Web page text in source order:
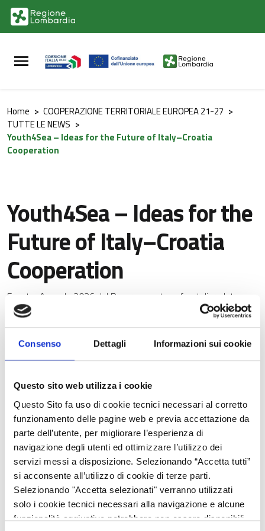
Consenso Dettagli Informazioni sui cookie
Questo sito web utilizza i cookie
Questo Sito fa uso di cookie tecnici necessari al corretto
funzionamento delle pagine web e previa accettazione da
parte dell’utente, per migliorare l’esperienza di
navigazione degli utenti ed ottimizzare l’utilizzo dei
servizi messi a disposizione. Selezionando “Accetta tutti”
si acconsente all’utilizzo di cookie di terze parti.
Selezionando "Accetta selezionati" verranno utilizzati
solo i cookie tecnici necessari alla navigazione e alcune
funzionalità aggiuntive potrebbero non essere disponibili.
Vai al contenuto principale
Vai al footer
Home > COOPERAZIONE TERRITORIALE EUROPEA 21-27 >
TUTTE LE NEWS >
Youth4Sea – Ideas for the Future of Italy–Croatia
Cooperation
Youth4Sea – Ideas for the
Future of Italy–Croatia
Cooperation
Evento Annuale 2026 del Programma transfrontaliero Interreg
Italia–Croazia dedicato ai giovani